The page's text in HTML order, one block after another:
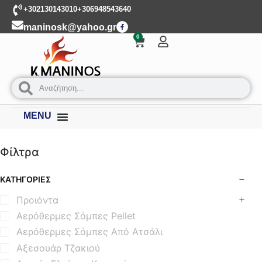
+302130143010+306948543640
maninosk@yahoo.gr
0
MENU
Φίλτρα
ΚΑΤΗΓΟΡΊΕΣ
Προιόντα
Αερόθερμες Σόμπες Pellet
Αερόθερμες Σόμπες Από Ατσάλι
Αξεσουάρ Τζακιού